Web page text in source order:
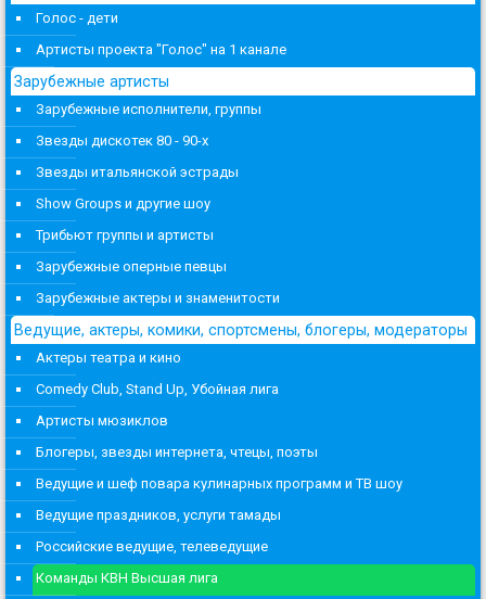
Голос - дети
Артисты проекта "Голос" на 1 канале
Зарубежные артисты
Зарубежные исполнители, группы
Звезды дискотек 80 - 90-х
Звезды итальянской эстрады
Show Groups и другие шоу
Трибьют группы и артисты
Зарубежные оперные певцы
Зарубежные актеры и знаменитости
Ведущие, актеры, комики, спортсмены, блогеры, модераторы
Актеры театра и кино
Comedy Club, Stand Up, Убойная лига
Артисты мюзиклов
Блогеры, звезды интернета, чтецы, поэты
Ведущие и шеф повара кулинарных программ и ТВ шоу
Ведущие праздников, услуги тамады
Российские ведущие, телеведущие
Команды КВН Высшая лига